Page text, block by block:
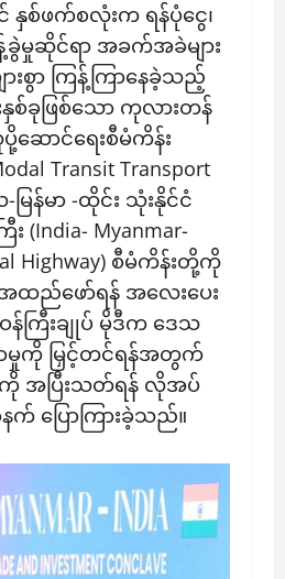
နှစ်ဖက်စလုံးက ရန်ပုံငွေ၊
ခွဲမှုဆိုင်ရာ အခက်အခဲများ
ျားစွာ ကြန့်ကြာနေခဲ့သည့်
စ်ခုဖြစ်သော ကုလားတန်
ာင်ရေးစီမံကိန်း
Transit Transport
မြန်မာ -ထိုင်း သုံးနိုင်ငံ
း (India- Myanmar-
Highway) စီမံကိန်းတို့ကို
ည်ဖော်ရန် အလေးပေး
ဝန်ကြီးချုပ် မိုဒီက ဒေသ
ာမှုကို မြှင့်တင်ရန်အတွက်
းကို အပြီးသတ်ရန် လိုအပ်
က် ပြောကြားခဲ့သည်။